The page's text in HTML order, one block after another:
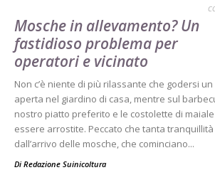
Mosche in allevamento? Un
fastidioso problema per
operatori e vicinato
Non c’è niente di più rilassante che godersi
aperta nel giardino di casa, mentre sul
nostro piatto preferito e le costolette di
essere arrostite. Peccato che tanta
dall’arrivo delle mosche, che cominciano...
Di Redazione Suinicoltura